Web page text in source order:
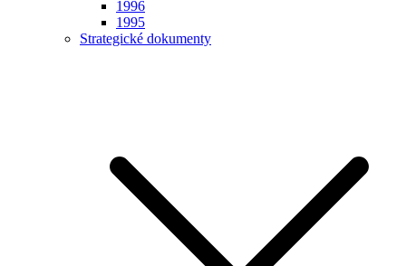
1996
1995
Strategické dokumenty